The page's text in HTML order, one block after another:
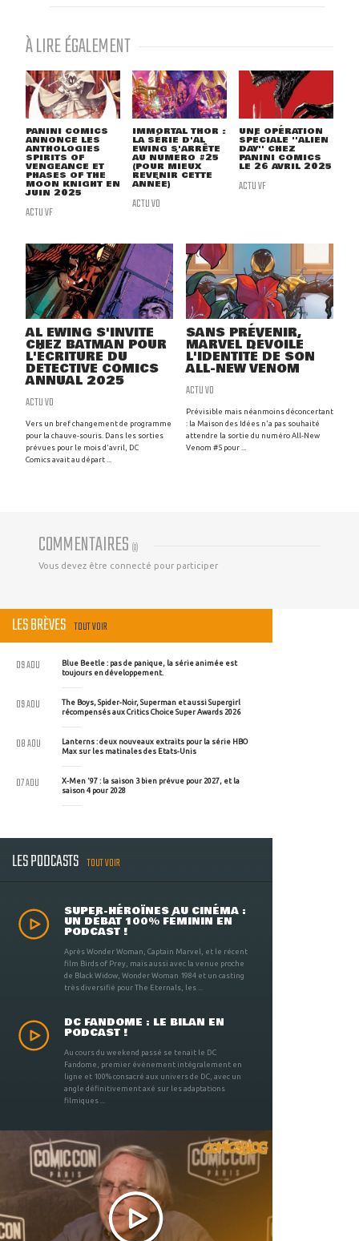
À LIRE ÉGALEMENT
PANINI COMICS
ANNONCE LES
ANTHOLOGIES
SPIRITS OF
VENGEANCE ET
PHASES OF THE
MOON KNIGHT EN
JUIN 2025
ACTU VF
IMMORTAL THOR :
LA SÉRIE D'AL
EWING S'ARRÊTE
AU NUMÉRO #25
(POUR MIEUX
REVENIR CETTE
ANNÉE)
ACTU VO
UNE OPÉRATION
SPÉCIALE ''ALIEN
DAY'' CHEZ
PANINI COMICS
LE 26 AVRIL 2025
ACTU VF
AL EWING S'INVITE
CHEZ BATMAN POUR
L'ÉCRITURE DU
DETECTIVE COMICS
ANNUAL 2025
ACTU VO
Vers un bref changement de programme
pour la chauve-souris. Dans les sorties
prévues pour le mois d'avril, DC
Comics avait au départ ...
SANS PRÉVENIR,
MARVEL DÉVOILE
L'IDENTITÉ DE SON
ALL-NEW VENOM
ACTU VO
Prévisible mais néanmoins déconcertant
: la Maison des Idées n'a pas souhaité
attendre la sortie du numéro All-New
Venom #5 pour ...
COMMENTAIRES (0)
Vous devez être connecté pour participer
LES BRÈVES TOUT VOIR
Blue Beetle : pas de panique, la série animée est
toujours en développement.
09 AOU
The Boys, Spider-Noir, Superman et aussi Supergirl
récompensés aux Critics Choice Super Awards 2026
09 AOU
Lanterns : deux nouveaux extraits pour la série HBO
Max sur les matinales des Etats-Unis
08 AOU
X-Men '97 : la saison 3 bien prévue pour 2027, et la
saison 4 pour 2028
07 AOU
LES PODCASTS TOUT VOIR
SUPER-HÉROÏNES AU CINÉMA :
UN DÉBAT 100% FÉMININ EN
PODCAST !
Après Wonder Woman, Captain Marvel, et le récent
film Birds of Prey, mais aussi avec la venue proche
de Black Widow, Wonder Woman 1984 et un casting
très diversifié pour The Eternals, les ...
DC FANDOME : LE BILAN EN
PODCAST !
Au cours du weekend passé se tenait le DC
Fandome, premier évènement intégralement en
ligne et 100% consacré aux univers de DC, avec un
angle définitivement axé sur les adaptations
filmiques ...